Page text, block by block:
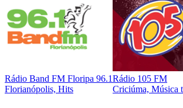
Rádio Band FM Floripa 96.1
Florianópolis, Hits
Rádio 105 FM
Criciúma, Música